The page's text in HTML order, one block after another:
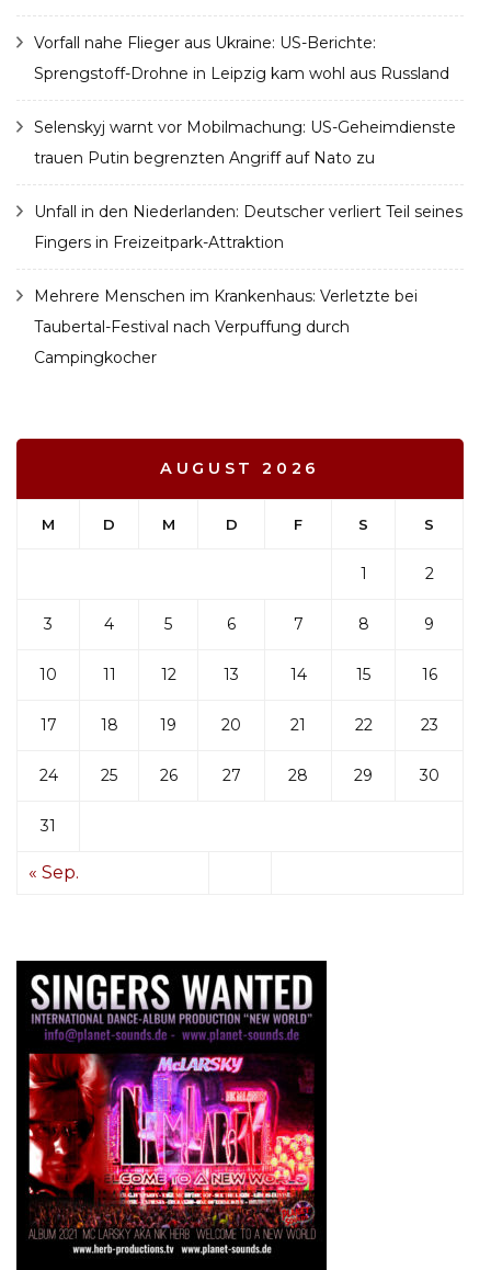
Vorfall nahe Flieger aus Ukraine: US-Berichte:
Sprengstoff-Drohne in Leipzig kam wohl aus Russland
Selenskyj warnt vor Mobilmachung: US-Geheimdienste
trauen Putin begrenzten Angriff auf Nato zu
Unfall in den Niederlanden: Deutscher verliert Teil seines
Fingers in Freizeitpark-Attraktion
Mehrere Menschen im Krankenhaus: Verletzte bei
Taubertal-Festival nach Verpuffung durch
Campingkocher
AUGUST 2026
M D M D F S S
1 2
3 4 5 6 7 8 9
10 11 12 13 14 15 16
17 18 19 20 21 22 23
24 25 26 27 28 29 30
31
« Sep.